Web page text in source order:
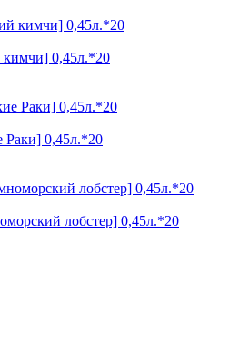
кимчи] 0,45л.*20
Раки] 0,45л.*20
лобстер] 0,45л.*20